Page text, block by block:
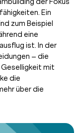
Ein
zum Beispiel
eine
ist. In der
– die
mit
die
über die